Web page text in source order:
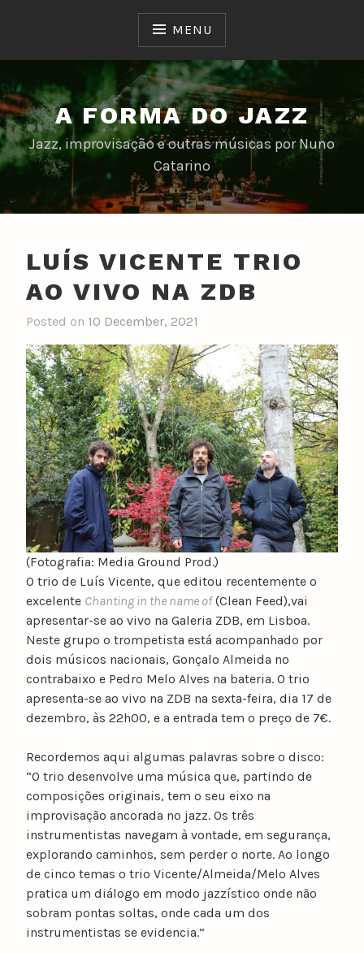
MENU
A FORMA DO JAZZ
Jazz, improvisação e outras músicas por Nuno
Catarino
LUÍS VICENTE TRIO
AO VIVO NA ZDB
Posted on 10 December, 2021
n
u
n
o
c
a
t
a
r
i
n
o
(Fotografia: Media Ground Prod.)
O trio de Luís Vicente, que editou recentemente o
excelente Chanting in the name of(Clean Feed),vai
apresentar-se ao vivo na Galeria ZDB, em Lisboa.
Neste grupo o trompetista está acompanhado por
dois músicos nacionais, Gonçalo Almeida no
contrabaixo e Pedro Melo Alves na bateria. O trio
apresenta-se ao vivo na ZDB na sexta-feira, dia 17 de
dezembro, às 22h00, e a entrada tem o preço de 7€.
Recordemos aqui algumas palavras sobre o disco:
“O trio desenvolve uma música que, partindo de
composições originais, tem o seu eixo na
improvisação ancorada no jazz. Os três
instrumentistas navegam à vontade, em segurança,
explorando caminhos, sem perder o norte. Ao longo
de cinco temas o trio Vicente/Almeida/Melo Alves
pratica um diálogo em modo jazzístico onde não
sobram pontas soltas, onde cada um dos
instrumentistas se evidencia.”